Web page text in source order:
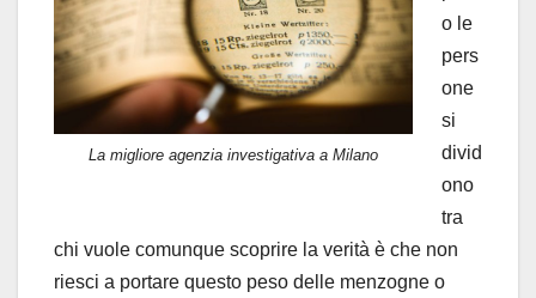
La migliore agenzia investigativa a Milano
o le
pers
one
si
divid
ono
tra
chi vuole comunque scoprire la verità è che non
riesci a portare questo peso delle menzogne o